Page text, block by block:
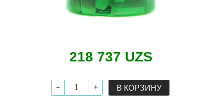
218 737 UZS
В КОРЗИНУ